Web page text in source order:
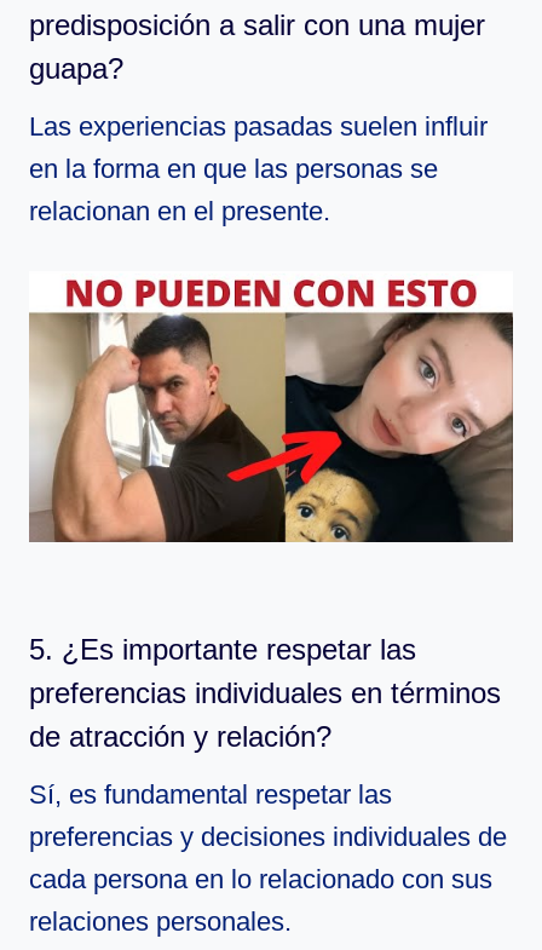
predisposición a salir con una mujer
guapa?
Las experiencias pasadas suelen influir
en la forma en que las personas se
relacionan en el presente.
5. ¿Es importante respetar las
preferencias individuales en términos
de atracción y relación?
Sí, es fundamental respetar las
preferencias y decisiones individuales de
cada persona en lo relacionado con sus
relaciones personales.